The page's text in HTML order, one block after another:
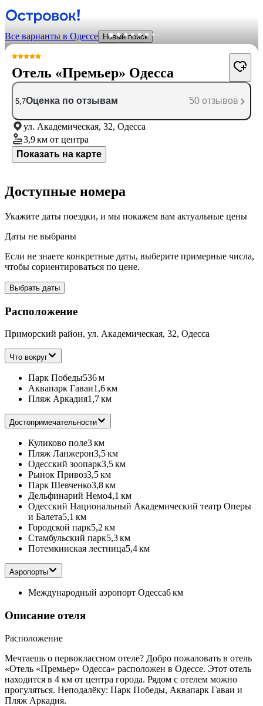
Все варианты в Одессе Новый поиск
Отель «Премьер» Одесса
5,7Оценка по отзывам 50 отзывов
ул. Академическая, 32, Одесса
3,9 км от центра
Показать на карте
Доступные номера
Укажите даты поездки, и мы покажем вам актуальные цены
Даты не выбраны
Если не знаете конкретные даты, выберите примерные числа,
чтобы сориентироваться по цене.
Выбрать даты
Расположение
Приморский район, ул. Академическая, 32, Одесса
Что вокруг
Парк Победы536 м
Аквапарк Гаваи1,6 км
Пляж Аркадия1,7 км
Достопримечательности
Куликово поле3 км
Пляж Ланжерон3,5 км
Одесский зоопарк3,5 км
Рынок Привоз3,5 км
Парк Шевченко3,8 км
Дельфинарий Немо4,1 км
Одесский Национальный Академический театр Оперы
и Балета5,1 км
Городской парк5,2 км
Стамбульский парк5,3 км
Потемкинская лестница5,4 км
Аэропорты
Международный аэропорт Одесса6 км
Описание отеля
Расположение
Мечтаешь о первоклассном отеле? Добро пожаловать в отель
«Отель «Премьер» Одесса» расположен в Одессе. Этот отель
находится в 4 км от центра города. Рядом с отелем можно
прогуляться. Неподалёку: Парк Победы, Аквапарк Гаваи и
Пляж Аркадия.